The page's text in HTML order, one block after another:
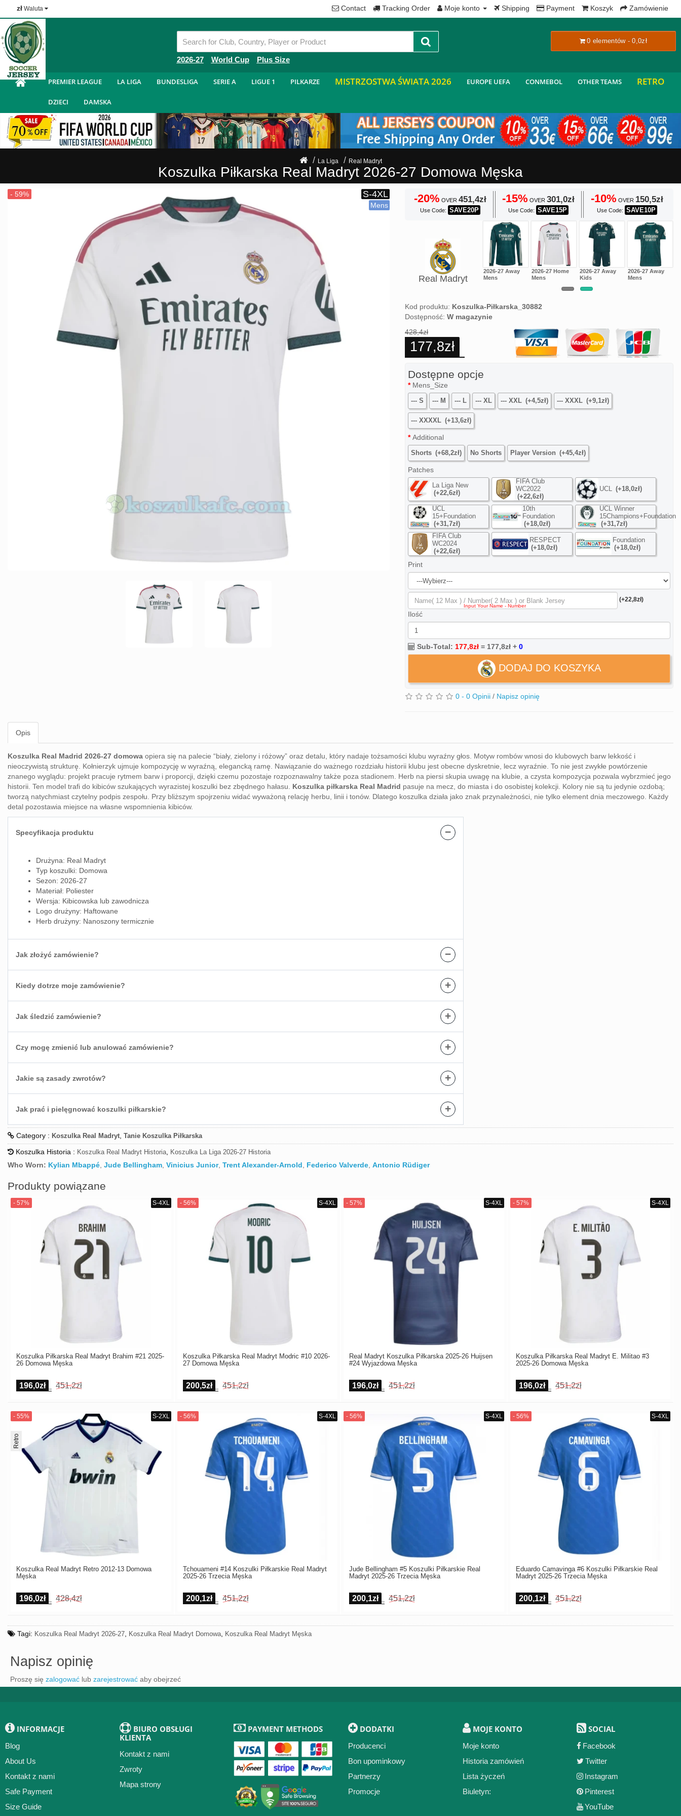
zł Waluta Contact Tracking Order Moje konto Shipping Payment Koszyk Zamówienie
Tanie Koszulka Piłkarska
2026-27 World Cup Plus Size
0 elementów - 0,0zł
x
PREMIER LEAGUE LA LIGA BUNDESLIGA SERIE A LIGUE 1 PILKARZE MISTRZOSTWA ŚWIATA 2026 EUROPE UEFA CONMEBOL OTHER TEAMS RETRO
DZIECI DAMSKA
La Liga Real Madryt
Koszulka Piłkarska Real Madryt 2026-27 Domowa Męska
-20% OVER451,4zł
Use Code: SAVE20P
-15% OVER 301,0zł
Use Code: SAVE15P
-10% OVER 150,5zł
Use Code: SAVE10P
Real Madryt
2026-27 Home
Kids
2026-27 Away
Mens
2026-27 Home
Mens
2026-27 Away
Kids
2026-27 Away
Mens
Kod produktu: Koszulka-Piłkarska_30882
Dostępność: W magazynie
428,4zł
177,8zł
Dostępne opcje
Mens_Size
--- S --- M --- L --- XL --- XXL (+4,5zł) --- XXXL (+9,1zł)
--- XXXXL (+13,6zł)
Additional
Shorts (+68,2zł) No Shorts Player Version (+45,4zł)
Patches
La Liga New
(+22,6zł)
FIFA Club
WC2022
(+22,6zł)
UCL (+18,0zł)
UCL
15+Foundation
(+31,7zł)
10th
Foundation
(+18,0zł)
UCL Winner
15Champions+Foundation
(+31,7zł)
FIFA Club
WC2024
(+22,6zł)
RESPECT
(+18,0zł)
Foundation
(+18,0zł)
Print
(+22,8zł)
Ilość
Sub-Total: 177,8zł = 177,8zł + 0
DODAJ DO KOSZYKA
0 - 0 Opinii / Napisz opinię
Opis
Koszulka Real Madrid 2026-27 domowa opiera się na palecie “biały, zielony i różowy” oraz detalu, który nadaje tożsamości klubu wyraźny głos. Motyw rombów wnosi do klubowych barw lekkość i
nieoczywistą strukturę. Kołnierzyk ujmuje kompozycję w wyraźną, elegancką ramę. Nawiązanie do ważnego rozdziału historii klubu jest obecne dyskretnie, lecz wyraźnie. To nie jest zwykłe powtórzenie
znanego wyglądu: projekt pracuje rytmem barw i proporcji, dzięki czemu pozostaje rozpoznawalny także poza stadionem. Herb na piersi skupia uwagę na klubie, a czysta kompozycja pozwala wybrzmieć jego
historii. Ten model trafi do kibiców szukających wyrazistej koszulki bez zbędnego hałasu. Koszulka piłkarska Real Madrid pasuje na mecz, do miasta i do osobistej kolekcji. Kolory nie są tu jedynie ozdobą;
tworzą natychmiast czytelny podpis zespołu. Przy bliższym spojrzeniu widać wyważoną relację herbu, linii i tonów. Dlatego koszulka działa jako znak przynależności, nie tylko element dnia meczowego. Każdy
detal pozostawia miejsce na własne wspomnienia kibiców.
Specyfikacja produktu −
Drużyna: Real Madryt
Typ koszulki: Domowa
Sezon: 2026-27
Materiał: Poliester
Wersja: Kibicowska lub zawodnicza
Logo drużyny: Haftowane
Herb drużyny: Nanoszony termicznie
Jak złożyć zamówienie? −
Kiedy dotrze moje zamówienie? +
Jak śledzić zamówienie? +
Czy mogę zmienić lub anulować zamówienie? +
Jakie są zasady zwrotów? +
Jak prać i pielęgnować koszulki piłkarskie? +
Category : Koszulka Real Madryt Tanie Koszulka Piłkarska
Koszulka Historia : Koszulka Real Madryt Historia Koszulka La Liga 2026-27 Historia
Who Worn: Kylian Mbappé Jude Bellingham Vinicius Junior, Trent Alexander-Arnold Federico Valverde Antonio Rüdiger
Produkty powiązane
Koszulka Piłkarska Real Madryt Brahim #21 2025-
26 Domowa Męska
196,0zł 451,2zł
Koszulka Piłkarska Real Madryt Modric #10 2026-
27 Domowa Męska
200,5zł 451,2zł
Real Madryt Koszulka Piłkarska 2025-26 Huijsen
#24 Wyjazdowa Męska
196,0zł 451,2zł
Koszulka Piłkarska Real Madryt E. Militao #3
2025-26 Domowa Męska
196,0zł 451,2zł
Koszulka Real Madryt Retro 2012-13 Domowa
Męska
Retro
196,0zł 428,4zł
Tchouameni #14 Koszulki Piłkarskie Real Madryt
2025-26 Trzecia Męska
200,1zł 451,2zł
Jude Bellingham #5 Koszulki Piłkarskie Real
Madryt 2025-26 Trzecia Męska
200,1zł 451,2zł
Eduardo Camavinga #6 Koszulki Piłkarskie Real
Madryt 2025-26 Trzecia Męska
200,1zł 451,2zł
Tagi: Koszulka Real Madryt 2026-27 Koszulka Real Madryt Domowa Koszulka Real Madryt Męska
Napisz opinię
Proszę się zalogować lub zarejestrować aby obejrzeć
INFORMACJE
Blog
About Us
Kontakt z nami
Safe Payment
Size Guide
BIURO OBSŁUGI
KLIENTA
Kontakt z nami
Zwroty
Mapa strony
PAYMENT METHODS DODATKI
Producenci
Bon upominkowy
Partnerzy
Promocje
MOJE KONTO
Moje konto
Historia zamówień
Lista życzeń
Biuletyn:
SOCIAL
Facebook
Twitter
Instagram
Pinterest
YouTube